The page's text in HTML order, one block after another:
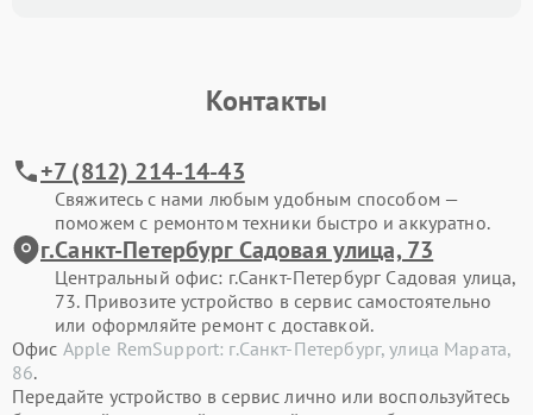
Контакты
+7 (812) 214-14-43
Свяжитесь с нами любым удобным способом —
поможем с ремонтом техники быстро и аккуратно.
г.Санкт-Петербург Садовая улица, 73
Центральный офис: г.Санкт-Петербург Садовая улица,
73. Привозите устройство в сервис самостоятельно
или оформляйте ремонт с доставкой.
Офис Apple RemSupport: г.Санкт-Петербург, улица Марата,
86.
Передайте устройство в сервис лично или воспользуйтесь